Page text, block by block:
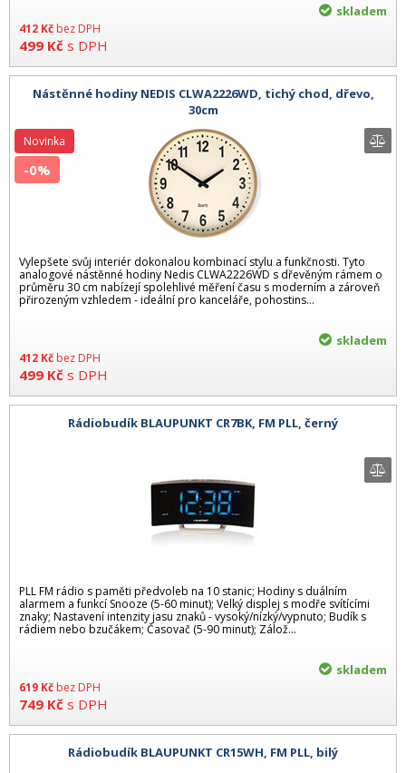
412 Kč bez DPH
499 Kč s DPH
skladem
Nástěnné hodiny NEDIS CLWA2226WD, tichý chod, dřevo,
30cm
Vylepšete svůj interiér dokonalou kombinací stylu a funkčnosti. Tyto
analogové nástěnné hodiny Nedis CLWA2226WD s dřevěným rámem o
průměru 30 cm nabízejí spolehlivé měření času s moderním a zároveň
přirozeným vzhledem - ideální pro kanceláře, pohostins...
412 Kč bez DPH
499 Kč s DPH
Novinka
-0%
skladem
Rádiobudík BLAUPUNKT CR7BK, FM PLL, černý
PLL FM rádio s paměti předvoleb na 10 stanic; Hodiny s duálním
alarmem a funkcí Snooze (5-60 minut); Velký displej s modře svítícími
znaky; Nastavení intenzity jasu znaků - vysoký/nízký/vypnuto; Budík s
rádiem nebo bzučákem; Časovač (5-90 minut); Zálož...
619 Kč bez DPH
749 Kč s DPH
skladem
Rádiobudík BLAUPUNKT CR15WH, FM PLL, bilý